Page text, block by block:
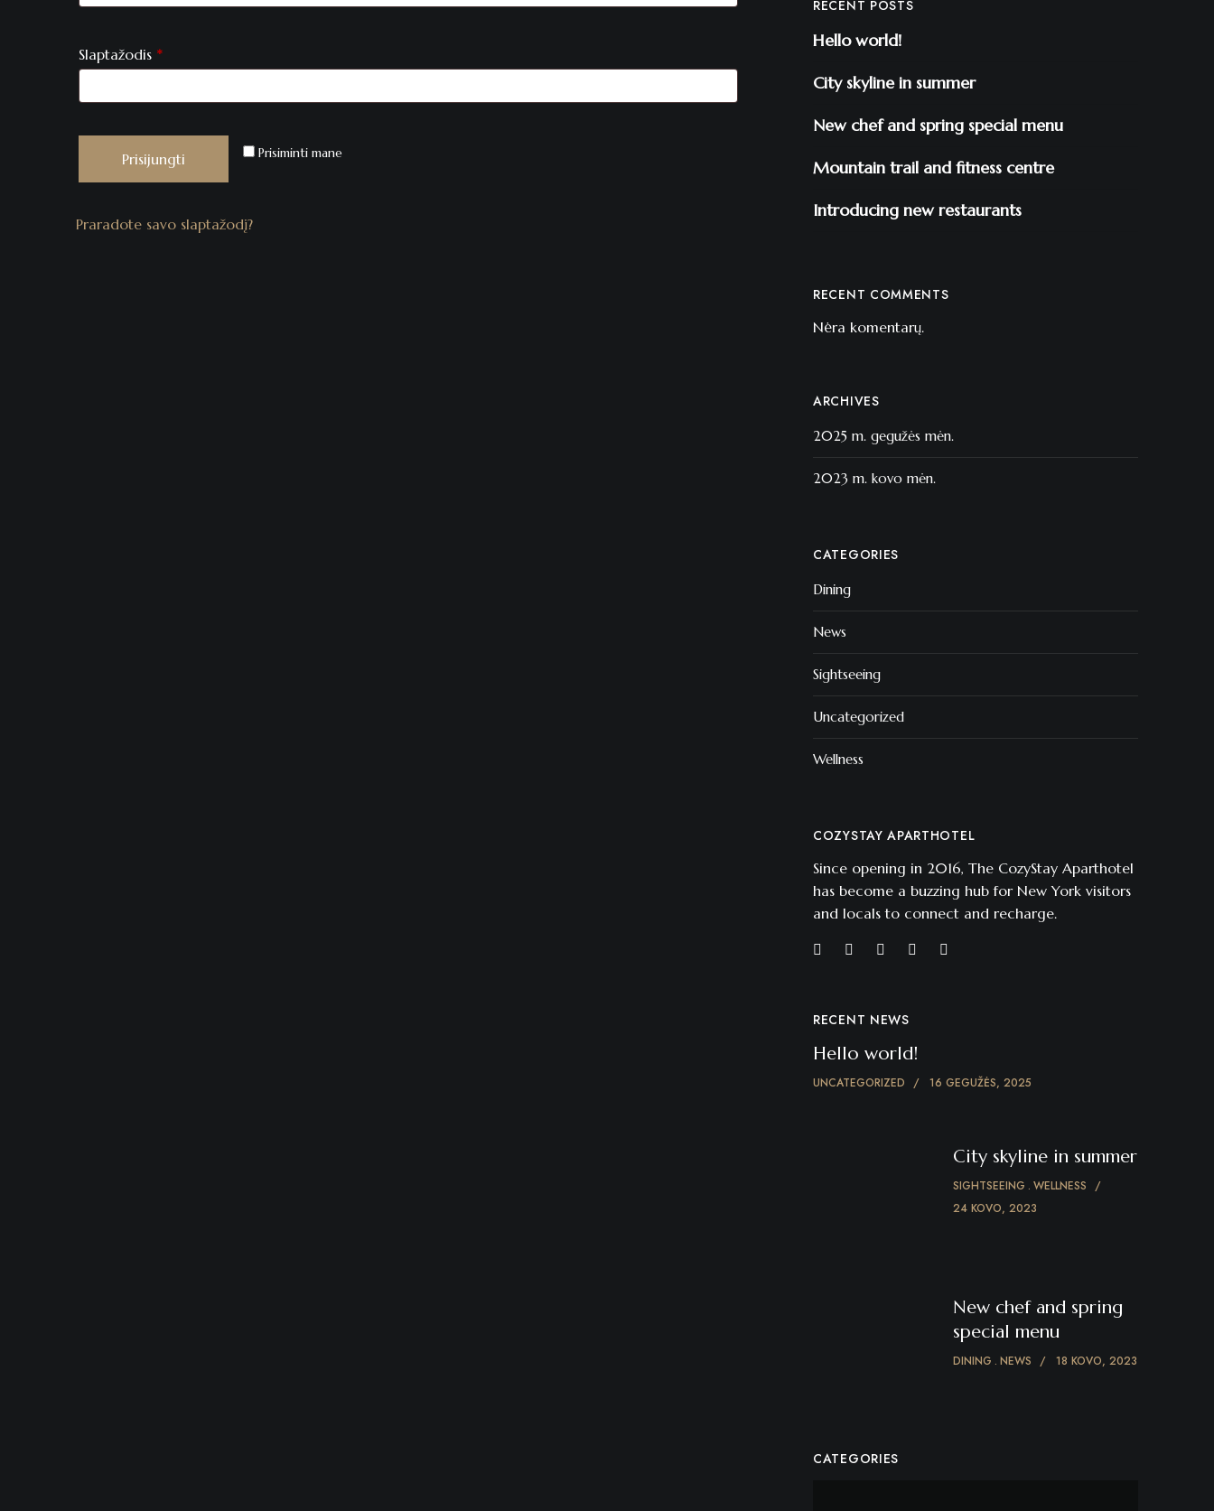
Slaptažodis *Privalomas
Prisiminti mane
Prisijungti
Praradote savo slaptažodį?
RECENT POSTS
Hello world!
City skyline in summer
New chef and spring special menu
Mountain trail and fitness centre
Introducing new restaurants
RECENT COMMENTS
Nėra komentarų.
ARCHIVES
2025 m. gegužės mėn.
2023 m. kovo mėn.
CATEGORIES
Dining
News
Sightseeing
Uncategorized
Wellness
COZYSTAY APARTHOTEL
Since opening in 2016, The CozyStay Aparthotel
has become a buzzing hub for New York visitors
and locals to connect and recharge.
RECENT NEWS
Hello world!
UNCATEGORIZED 16 GEGUŽĖS, 2025
City skyline in summer
SIGHTSEEING WELLNESS
24 KOVO, 2023
New chef and spring
special menu
DINING NEWS 18 KOVO, 2023
CATEGORIES